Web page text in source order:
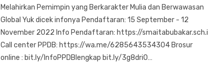
Melahirkan Pemimpin yang Berkarakter Mulia dan Berwawasan
Global Yuk dicek infonya Pendaftaran: 15 September - 12
November 2022 Info Pendaftaran: https://
Call center PPDB: https://wa.me/6285643534304 Brosur
online : bit.ly/InfoPPDBlengkap bit.ly/3g8dri0…